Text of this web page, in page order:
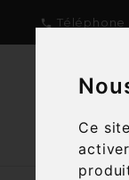
Ce
 Téléphone